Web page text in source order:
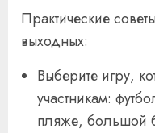
Практические
выходных:
Выберите игру,
участникам:
пляже, большой